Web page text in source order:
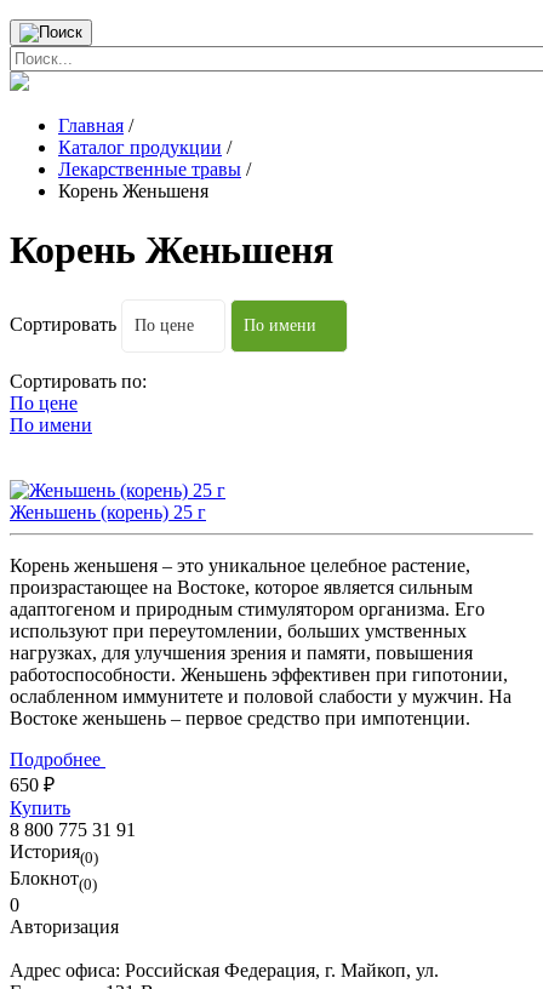
Главная /
Каталог продукции /
Лекарственные травы /
Корень Женьшеня
Корень Женьшеня
Сортировать По цене По имени
Сортировать по:
По цене
По имени
Женьшень (корень) 25 г
Корень женьшеня – это уникальное целебное растение,
произрастающее на Востоке, которое является сильным
адаптогеном и природным стимулятором организма. Его
используют при переутомлении, больших умственных
нагрузках, для улучшения зрения и памяти, повышения
работоспособности. Женьшень эффективен при гипотонии,
ослабленном иммунитете и половой слабости у мужчин. На
Востоке женьшень – первое средство при импотенции.
Подробнее
650 ₽
Купить
8 800 775 31 91
История(0)
Блокнот(0)
0
Авторизация
Адрес офиса: Российская Федерация, г. Майкоп, ул.